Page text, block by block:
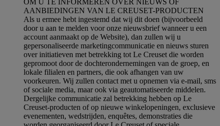
OM U TE INFORMEREN OVER NIEUWS OF
AANBIEDINGEN VAN LE CREUSET-PRODUCTEN
Als u ermee hebt ingestemd dat wij dit doen (bijvoorbeeld
door u aan te melden voor onze nieuwsbrief wanneer u een
account aanmaakt op de Website), dan zullen wij u
gepersonaliseerde marketingcommunicatie en nieuws sturen
over initiatieven met betrekking tot Le Creuset die worden
gepromoot door de dochterondernemingen van de groep, en
lokale filialen en partners, die ook afhangen van uw
voorkeuren. Wij zullen contact met u opnemen via e-mail, sms
of sociale media, maar ook via geautomatiseerde middelen.
Dergelijke communicatie zal betrekking hebben op Le
Creuset-producten of op nieuwe winkelopeningen, exclusieve
evenementen, wedstrijden, enquêtes, demonstraties die